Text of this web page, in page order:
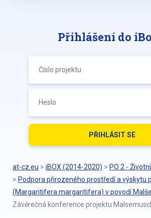
Přihlášení do
at-cz.eu > iBOX (2014-2020) > PO 2 -
> Podpora přirozeného prostředí a výskytu
(Margaritifera margaritifera) v povodí Malše
Závěrečná konference projektu